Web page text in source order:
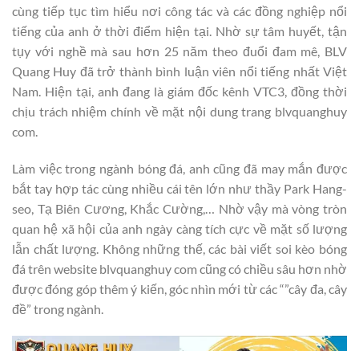
cùng tiếp tục tìm hiểu nơi công tác và các đồng nghiệp nổi
tiếng của anh ở thời điểm hiện tại. Nhờ sự tâm huyết, tận
tụy với nghề mà sau hơn 25 năm theo đuổi đam mê, BLV
Quang Huy đã trở thành bình luận viên nổi tiếng nhất Việt
Nam. Hiện tại, anh đang là giám đốc kênh VTC3, đồng thời
chịu trách nhiệm chính về mặt nội dung trang blvquanghuy
com.
Làm việc trong ngành bóng đá, anh cũng đã may mắn được
bắt tay hợp tác cùng nhiều cái tên lớn như thầy Park Hang-
seo, Tạ Biên Cương, Khắc Cường,… Nhờ vậy mà vòng tròn
quan hệ xã hội của anh ngày càng tích cực về mặt số lượng
lẫn chất lượng. Không những thế, các bài viết soi kèo bóng
đá trên website blvquanghuy com cũng có chiều sâu hơn nhờ
được đóng góp thêm ý kiến, góc nhìn mới từ các “”cây đa, cây
đề” trong ngành.